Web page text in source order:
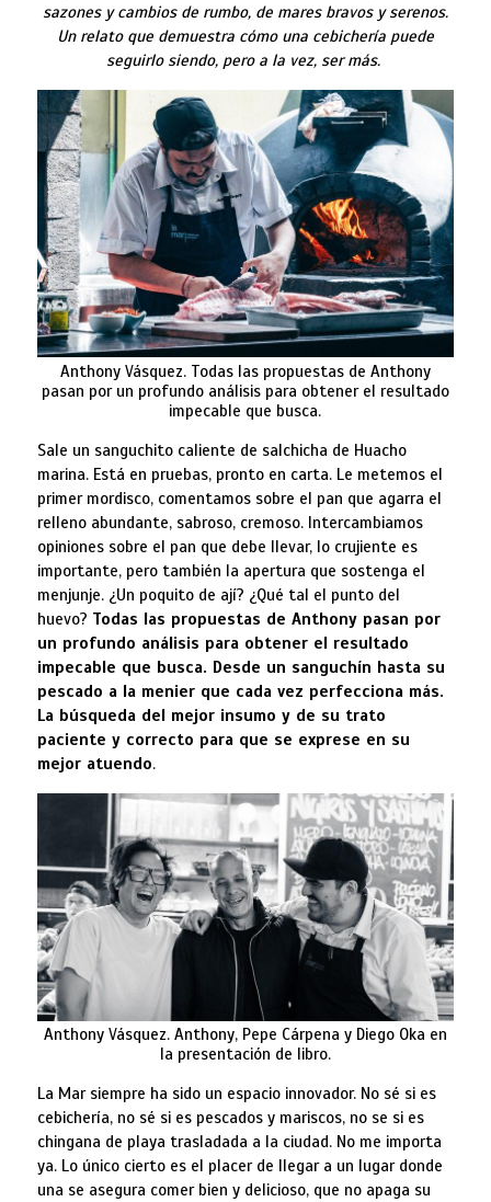
sazones y cambios de rumbo, de mares bravos y serenos.
Un relato que demuestra cómo una cebichería puede
seguirlo siendo, pero a la vez, ser más.
Anthony Vásquez. Todas las propuestas de Anthony
pasan por un profundo análisis para obtener el resultado
impecable que busca.
Sale un sanguchito caliente de salchicha de Huacho
marina. Está en pruebas, pronto en carta. Le metemos el
primer mordisco, comentamos sobre el pan que agarra el
relleno abundante, sabroso, cremoso. Intercambiamos
opiniones sobre el pan que debe llevar, lo crujiente es
importante, pero también la apertura que sostenga el
menjunje. ¿Un poquito de ají? ¿Qué tal el punto del
huevo? Todas las propuestas de Anthony pasan por
un profundo análisis para obtener el resultado
impecable que busca. Desde un sanguchín hasta su
pescado a la menier que cada vez perfecciona más.
La búsqueda del mejor insumo y de su trato
paciente y correcto para que se exprese en su
mejor atuendo.
Anthony Vásquez. Anthony, Pepe Cárpena y Diego Oka en
la presentación de libro.
La Mar siempre ha sido un espacio innovador. No sé si es
cebichería, no sé si es pescados y mariscos, no se si es
chingana de playa trasladada a la ciudad. No me importa
ya. Lo único cierto es el placer de llegar a un lugar donde
una se asegura comer bien y delicioso, que no apaga su